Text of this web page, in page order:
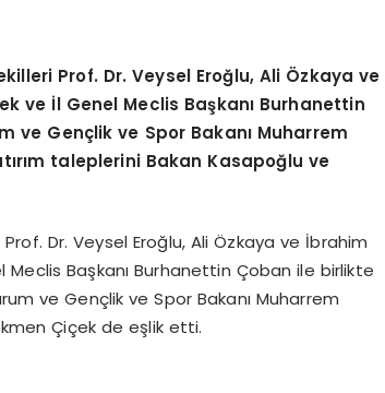
Prof. Dr. Veysel Eroğlu, Ali Özkaya ve
ve İl Genel Meclis Başkanı Burhanettin
ve Gençlik ve Spor Bakanı Muharrem
taleplerini Bakan Kasapoğlu ve
Dr. Veysel Eroğlu, Ali Özkaya ve İbrahim
Başkanı Burhanettin Çoban ile birlikte
ve Gençlik ve Spor Bakanı Muharrem
Çiçek de eşlik etti.